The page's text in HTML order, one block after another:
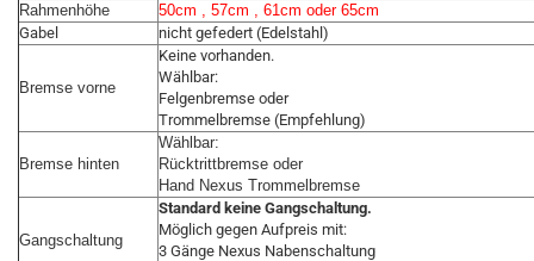
Rahmenhöhe
50cm , 57cm , 61cm oder 65cm
Gabel
nicht gefedert (Edelstahl)
Bremse vorne
Keine vorhanden.
Wählbar:
Felgenbremse oder
Trommelbremse (Empfehlung)
Bremse hinten
Wählbar:
Rücktrittbremse oder
Hand Nexus Trommelbremse
Gangschaltung
Standard keine Gangschaltung.
Möglich gegen Aufpreis mit:
3 Gänge Nexus Nabenschaltung